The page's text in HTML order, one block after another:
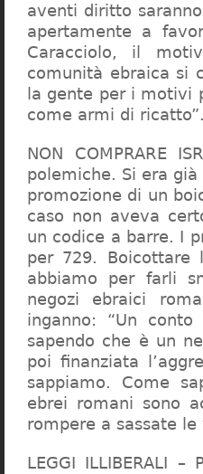
aventi diritto
apertamente a
Caracciolo, il
comunità ebraica si
la gente per i motivi
come armi di ricatto”.
NON COMPRARE
polemiche. Si era
promozione di un
caso non aveva
un codice a barre. I
per 729. Boicottare
abbiamo per farli
negozi ebraici
inganno: “Un
sapendo che è un
poi finanziata
sappiamo. Come
ebrei romani sono
rompere a sassate
LEGGI ILLIBERALI